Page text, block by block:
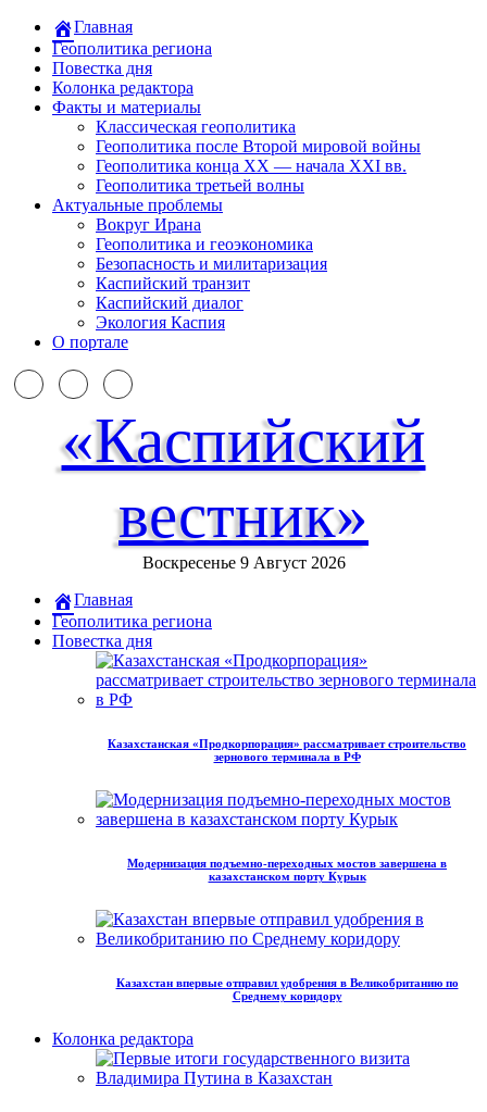
Главная
Геополитика региона
Повестка дня
Колонка редактора
Факты и материалы
Классическая геополитика
Геополитика после Второй мировой войны
Геополитика конца XX — начала XXI вв.
Геополитика третьей волны
Актуальные проблемы
Вокруг Ирана
Геополитика и геоэкономика
Безопасность и милитаризация
Каспийский транзит
Каспийский диалог
Экология Каспия
О портале
«Каспийский
вестник»
Воскресенье 9 Август 2026
Главная
Геополитика региона
Повестка дня
Казахстанская «Продкорпорация» рассматривает строительство
зернового терминала в РФ
Модернизация подъемно-переходных мостов завершена в
казахстанском порту Курык
Казахстан впервые отправил удобрения в Великобританию по
Среднему коридору
Колонка редактора